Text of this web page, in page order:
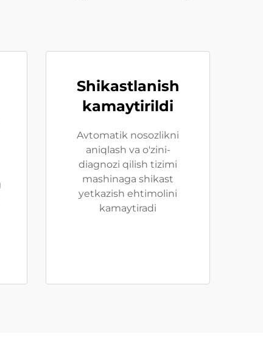
Shikastlanish
kamaytirildi
Avtomatik nosozlikni
aniqlash va o'zini-
diagnozi qilish tizimi
mashinaga shikast
yetkazish ehtimolini
kamaytiradi